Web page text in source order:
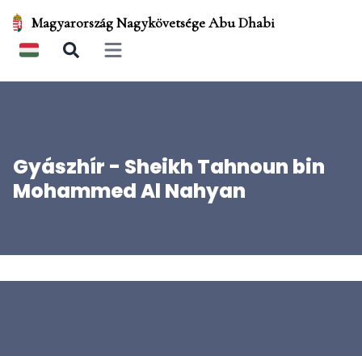
Magyarország Nagykövetsége Abu Dhabi
Open main menu
Gyászhír - Sheikh Tahnoun bin
Mohammed Al Nahyan